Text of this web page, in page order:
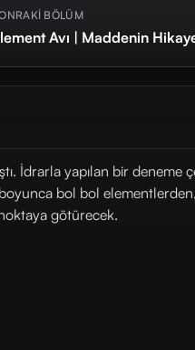
BÖLÜM
Avı | Maddenin
İdrarla yapılan bir deneme
bol bol
götürecek.